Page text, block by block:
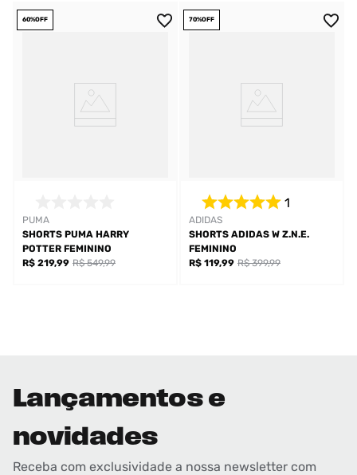
60%OFF
PUMA
SHORTS PUMA HARRY
POTTER FEMININO
R$ 219,99 R$ 549,99
70%OFF
ADIDAS
1
SHORTS ADIDAS W Z.N.E.
FEMININO
R$ 119,99 R$ 399,99
Lançamentos e
novidades
Receba com exclusividade a nossa newsletter com